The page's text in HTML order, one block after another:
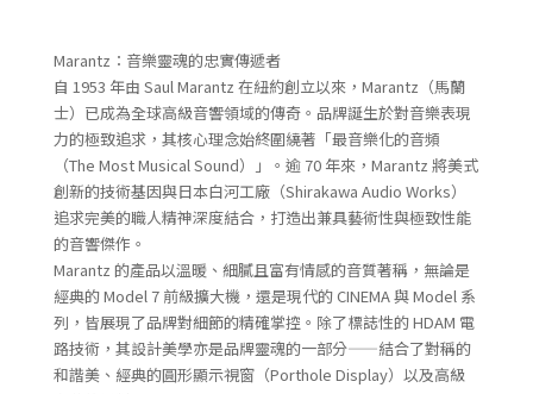
Marantz：音樂靈魂的忠實傳遞者
自 1953 年由 Saul Marantz 在紐約創立以來，Marantz（馬蘭
士）已成為全球高級音響領域的傳奇。品牌誕生於對音樂表現
力的極致追求，其核心理念始終圍繞著「最音樂化的音頻
（The Most Musical Sound）」。逾 70 年來，Marantz 將美式
創新的技術基因與日本白河工廠（Shirakawa Audio Works）
追求完美的職人精神深度結合，打造出兼具藝術性與極致性能
的音響傑作。
Marantz 的產品以溫暖、細膩且富有情感的音質著稱，無論是
經典的 Model 7 前級擴大機，還是現代的 CINEMA 與 Model 系
列，皆展現了品牌對細節的精確掌控。除了標誌性的 HDAM 電
路技術，其設計美學亦是品牌靈魂的一部分——結合了對稱的
和諧美、經典的圓形顯示視窗（Porthole Display）以及高級